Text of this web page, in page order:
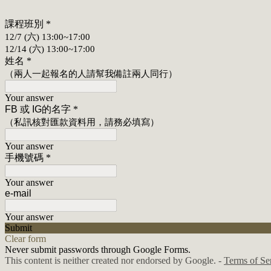
課程班別 *
12/7 (六) 13:00~17:00
12/14 (六) 13:00~17:00
姓名 *
（兩人一起報名的人請幫我備註兩人同行）
Your answer
FB 或 IG的名字 *
（私訊核對匯款資料用，請務必填寫）
Your answer
手機號碼 *
Your answer
e-mail
Your answer
Submit
Clear form
Never submit passwords through Google Forms.
This content is neither created nor endorsed by Google. - Terms of